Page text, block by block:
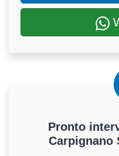
Pronto
Carpignano